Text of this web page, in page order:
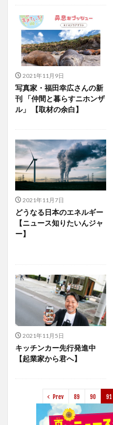
2021年11月9日
写真家・福田幸広さんの新
刊 「仲間と暮らすニホンザ
ル」 【取材の余白】
2021年11月7日
どうなる日本のエネルギー
【ニュース知りたいんジャ
ー】
2021年11月5日
キッチンカー先行発進中
【起業家から君へ】
Prev 89 90 91